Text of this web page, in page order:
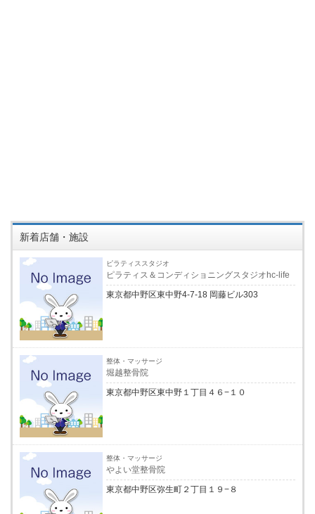
新着店舗・施設
ピラティススタジオ
ピラティス＆コンディショニングスタジオhc-life
東京都中野区東中野4-7-18 岡藤ビル303
整体・マッサージ
堀越整骨院
東京都中野区東中野１丁目４６−１０
整体・マッサージ
やよい堂整骨院
東京都中野区弥生町２丁目１９−８